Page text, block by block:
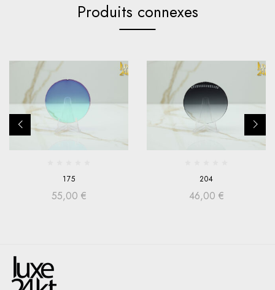
Produits connexes
175
55,00 €
204
46,00 €